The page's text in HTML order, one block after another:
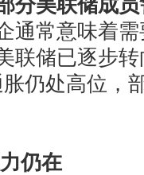
分美联储成
通常意味着
联储已逐步
处高位，
仍在